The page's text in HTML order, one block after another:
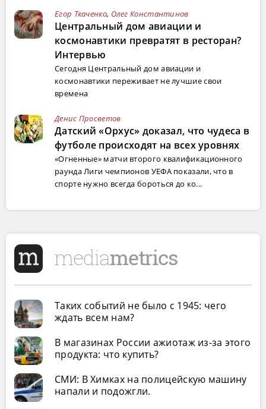
Егор Ткаченко, Олег Константинов
Центральный дом авиации и
космонавтики превратят в ресторан?
Интервью
Сегодня Центральный дом авиации и
космонавтики переживает не лучшие свои
времена
Денис Просветов
Датский «Орхус» доказал, что чудеса в
футболе происходят на всех уровнях
«Огненные» матчи второго квалификационного
раунда Лиги чемпионов УЕФА показали, что в
спорте нужно всегда бороться до ко...
Таких событий не было с 1945: чего
ждать всем нам?
В магазинах России ажиотаж из-за этого
продукта: что купить?
СМИ: В Химках на полицейскую машину
напали и подожгли.